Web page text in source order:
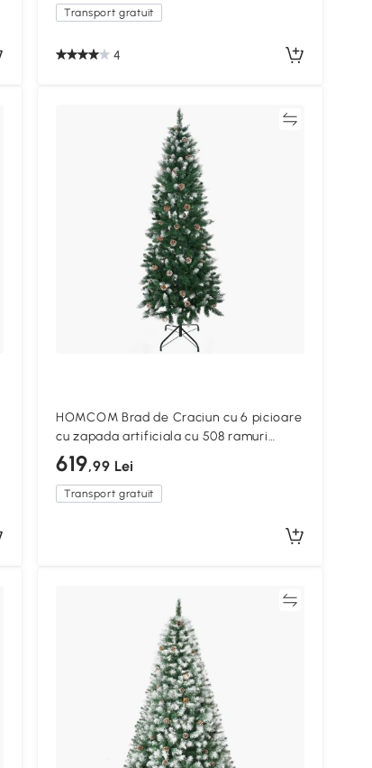
Transport gratuit
4
HOMCOM Brad de Craciun cu 6 picioare
cu zapada artificiala cu 508 ramuri
realiste, con de pin, pentru decorare
interioara, verde alb
619,99 Lei
Transport gratuit